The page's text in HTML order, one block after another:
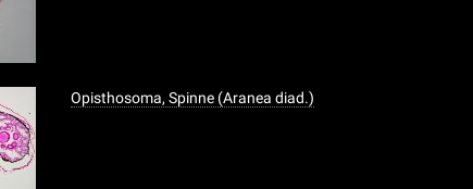
Opisthosoma, Spinne (Aranea diad.)